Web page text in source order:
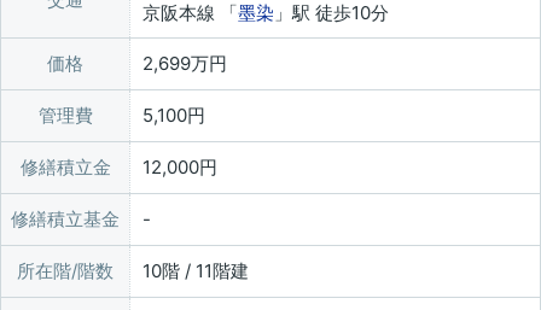
京阪本線 「墨染 」駅 徒歩10分
価格 2,699万円
管理費 5,100円
修繕積立金 12,000円
修繕積立基金
所在階/階数 10階 / 11階建